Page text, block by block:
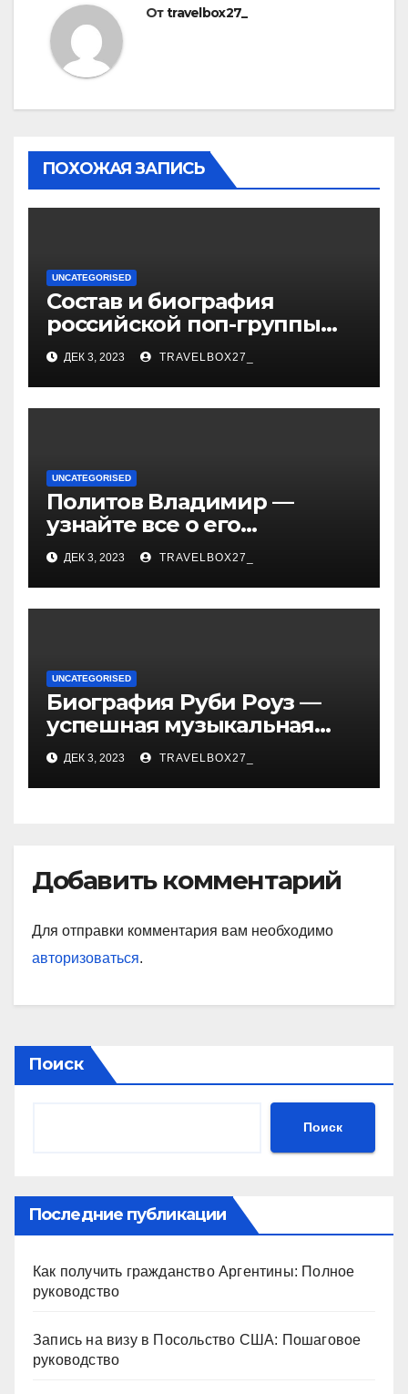
Отtravelbox27_
ПОХОЖАЯ ЗАПИСЬ
UNCATEGORISED
Состав и биография
российской поп-группы
«Иванушки интернешнл»
— история успеха, музыка
и судьбы участников
ДЕК 3, 2023 TRAVELBOX27_
UNCATEGORISED
Политов Владимир —
узнайте все о его
биографии, возрасте и
впечатляющих
достижениях!
ДЕК 3, 2023 TRAVELBOX27_
UNCATEGORISED
Биография Руби Роуз —
успешная музыкальная
карьера, личная жизнь и
знаковые достижения
ДЕК 3, 2023 TRAVELBOX27_
Добавить комментарий
Для отправки комментария вам необходимо
авторизоваться.
Поиск
Поиск
Последние публикации
Как получить гражданство Аргентины: Полное
руководство
Запись на визу в Посольство США: Пошаговое
руководство